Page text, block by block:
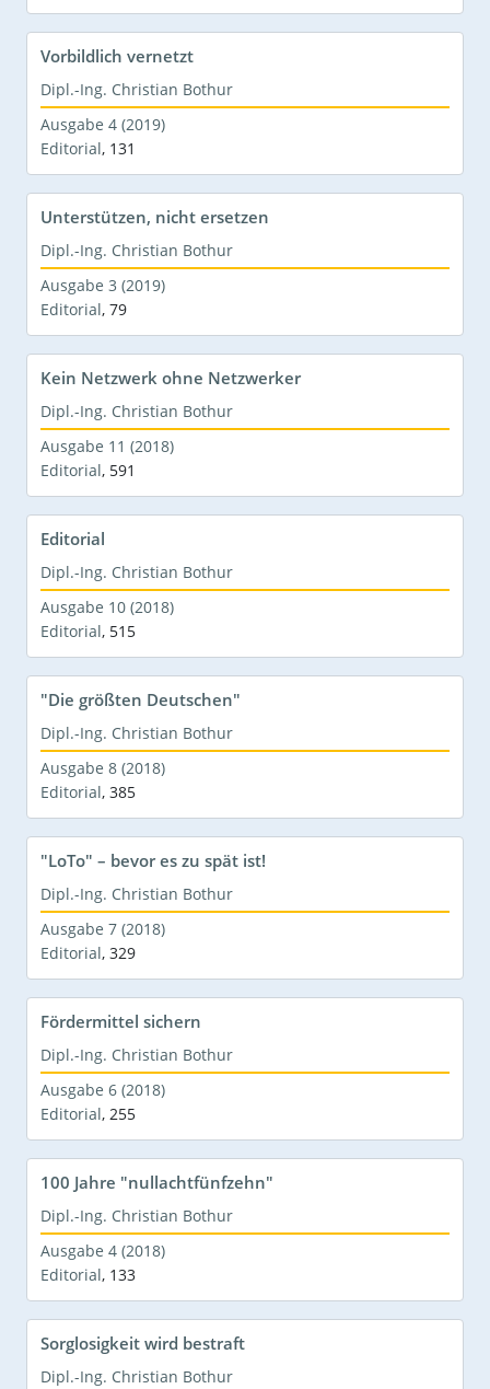
Vorbildlich vernetzt
Dipl.-Ing. Christian Bothur
Ausgabe 4 (2019)
Editorial, 131
Unterstützen, nicht ersetzen
Dipl.-Ing. Christian Bothur
Ausgabe 3 (2019)
Editorial, 79
Kein Netzwerk ohne Netzwerker
Dipl.-Ing. Christian Bothur
Ausgabe 11 (2018)
Editorial, 591
Editorial
Dipl.-Ing. Christian Bothur
Ausgabe 10 (2018)
Editorial, 515
"Die größten Deutschen"
Dipl.-Ing. Christian Bothur
Ausgabe 8 (2018)
Editorial, 385
"LoTo" – bevor es zu spät ist!
Dipl.-Ing. Christian Bothur
Ausgabe 7 (2018)
Editorial, 329
Fördermittel sichern
Dipl.-Ing. Christian Bothur
Ausgabe 6 (2018)
Editorial, 255
100 Jahre "nullachtfünfzehn"
Dipl.-Ing. Christian Bothur
Ausgabe 4 (2018)
Editorial, 133
Sorglosigkeit wird bestraft
Dipl.-Ing. Christian Bothur